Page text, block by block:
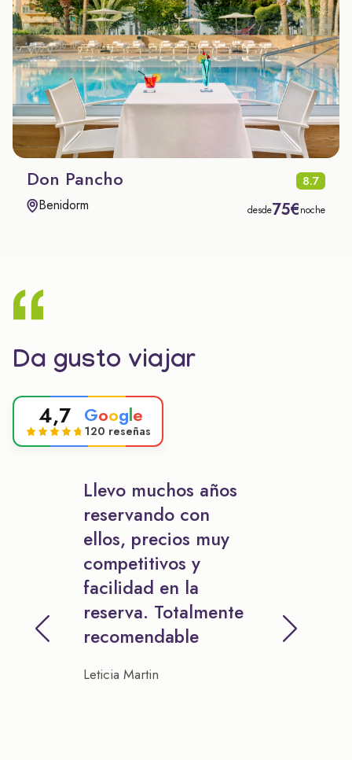
Don Pancho 8.7
Benidorm desde75€noche
Da gusto viajar
4,7 Google
120 reseñas
Llevo muchos años
reservando con
ellos, precios muy
competitivos y
facilidad en la
reserva. Totalmente
recomendable
Leticia Martin